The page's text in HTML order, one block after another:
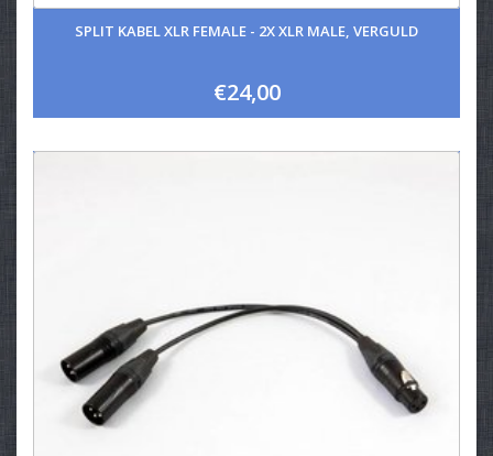
SPLIT KABEL XLR FEMALE - 2X XLR MALE, VERGULD
€24,00